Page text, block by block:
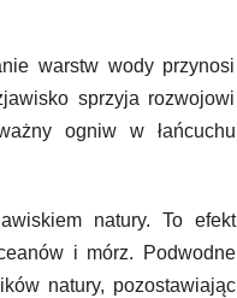
warstw wody przynosi
sprzyja rozwojowi
ogniw w łańcuchu
natury. To efekt
i mórz. Podwodne
natury, pozostawiając